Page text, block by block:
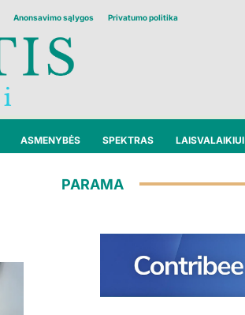
Anonsavimo sąlygos Privatumo politika
ASMENYBĖS SPEKTRAS LAISVALAIKIUI
PARAMA